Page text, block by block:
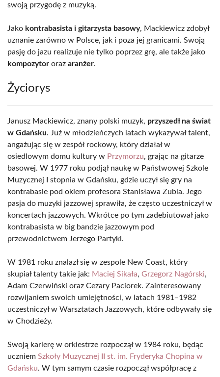
swoją przygodę z muzyką.
Jako kontrabasista i gitarzysta basowy, Mackiewicz zdobył
uznanie zarówno w Polsce, jak i poza jej granicami. Swoją
pasję do jazu realizuje nie tylko poprzez grę, ale także jako
kompozytor oraz aranżer.
Życiorys
Janusz Mackiewicz, znany polski muzyk, przyszedł na świat
w Gdańsku. Już w młodzieńczych latach wykazywał talent,
angażując się w zespół rockowy, który działał w
osiedlowym domu kultury w Przymorzu, grając na gitarze
basowej. W 1977 roku podjął naukę w Państwowej Szkole
Muzycznej I stopnia w Gdańsku, gdzie uczył się gry na
kontrabasie pod okiem profesora Stanisława Zubla. Jego
pasja do muzyki jazzowej sprawiła, że często uczestniczył w
koncertach jazzowych. Wkrótce po tym zadebiutował jako
kontrabasista w big bandzie jazzowym pod
przewodnictwem Jerzego Partyki.
W 1981 roku znalazł się w zespole New Coast, który
skupiał talenty takie jak: Maciej Sikała, Grzegorz Nagórski,
Adam Czerwiński oraz Cezary Paciorek. Zainteresowany
rozwijaniem swoich umiejętności, w latach 1981–1982
uczestniczył w Warsztatach Jazzowych, które odbywały się
w Chodzieży.
Swoją karierę w orkiestrze rozpoczął w 1984 roku, będąc
uczniem Szkoły Muzycznej II st. im. Fryderyka Chopina w
Gdańsku. W tym samym czasie rozpoczął współpracę z